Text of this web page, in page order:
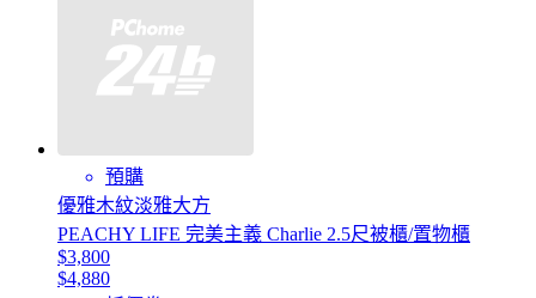
預購
優雅木紋淡雅大方
PEACHY LIFE 完美主義 Charlie 2.5尺被櫃/置物櫃
$3,800
$4,880